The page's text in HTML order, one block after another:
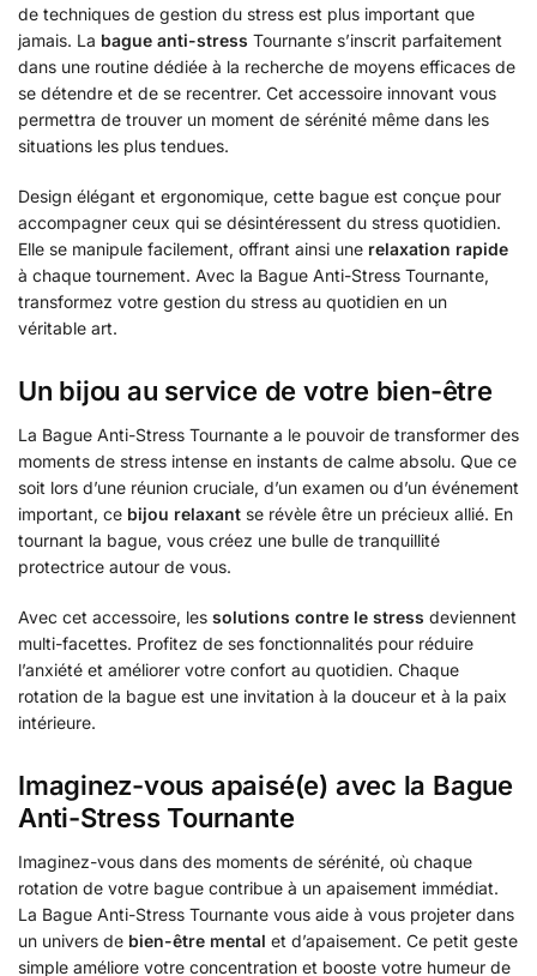
de techniques de gestion du stress est plus important que
jamais. La bague anti-stress Tournante s’inscrit parfaitement
dans une routine dédiée à la recherche de moyens efficaces de
se détendre et de se recentrer. Cet accessoire innovant vous
permettra de trouver un moment de sérénité même dans les
situations les plus tendues.
Design élégant et ergonomique, cette bague est conçue pour
accompagner ceux qui se désintéressent du stress quotidien.
Elle se manipule facilement, offrant ainsi une relaxation rapide
à chaque tournement. Avec la Bague Anti-Stress Tournante,
transformez votre gestion du stress au quotidien en un
véritable art.
Un bijou au service de votre bien-être
La Bague Anti-Stress Tournante a le pouvoir de transformer des
moments de stress intense en instants de calme absolu. Que ce
soit lors d’une réunion cruciale, d’un examen ou d’un événement
important, ce bijou relaxant se révèle être un précieux allié. En
tournant la bague, vous créez une bulle de tranquillité
protectrice autour de vous.
Avec cet accessoire, les solutions contre le stress deviennent
multi-facettes. Profitez de ses fonctionnalités pour réduire
l’anxiété et améliorer votre confort au quotidien. Chaque
rotation de la bague est une invitation à la douceur et à la paix
intérieure.
Imaginez-vous apaisé(e) avec la Bague
Anti-Stress Tournante
Imaginez-vous dans des moments de sérénité, où chaque
rotation de votre bague contribue à un apaisement immédiat.
La Bague Anti-Stress Tournante vous aide à vous projeter dans
un univers de bien-être mental et d’apaisement. Ce petit geste
simple améliore votre concentration et booste votre humeur de